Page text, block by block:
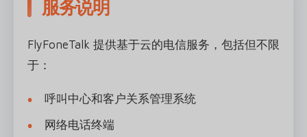
服务说明
FlyFoneTalk 提供基于云的电信服务，包括但不限
于：
呼叫中心和客户关系管理系统
网络电话终端